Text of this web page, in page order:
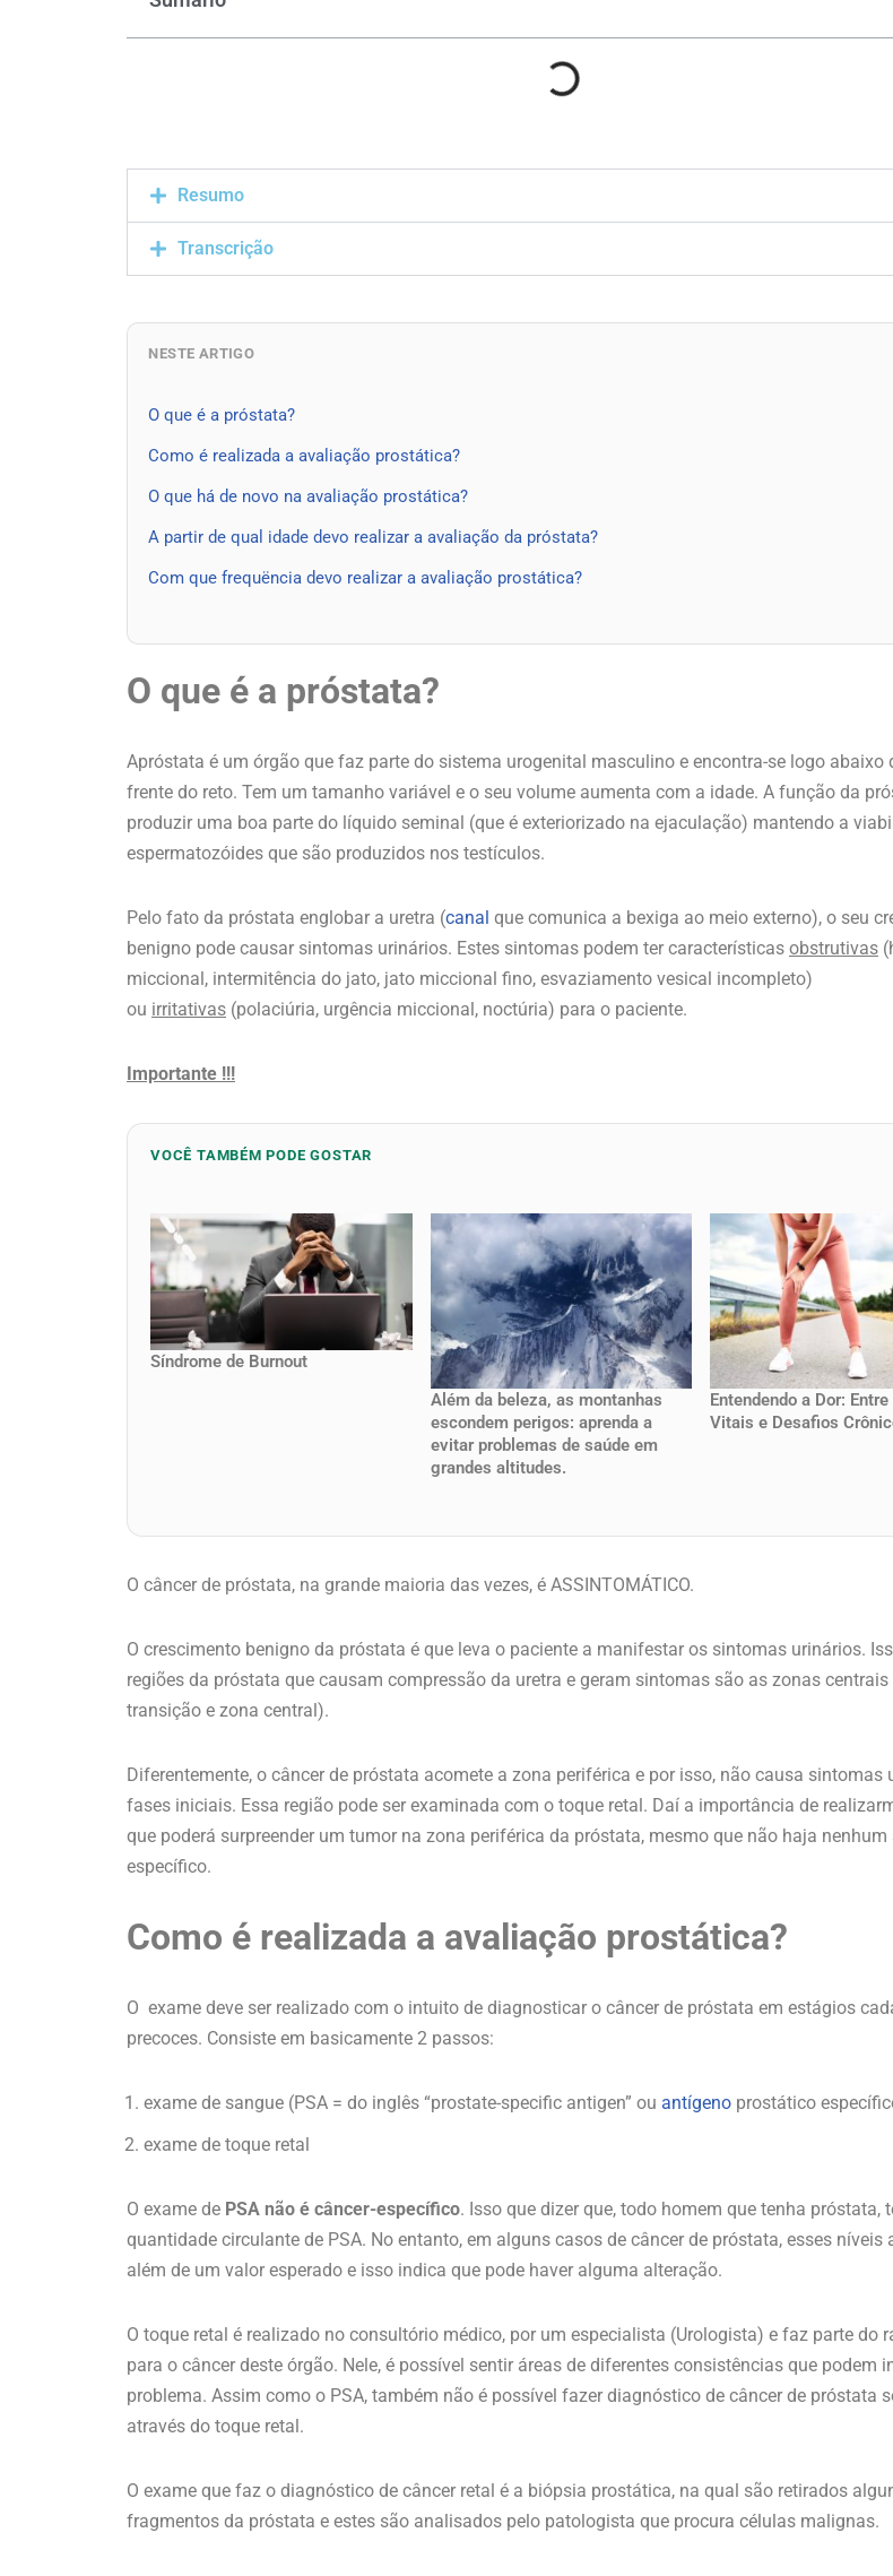
Resumo
Transcrição
NESTE ARTIGO
O que é a próstata?
Como é realizada a avaliação prostática?
O que há de novo na avaliação prostática?
A partir de qual idade devo realizar a avaliação da próstata?
Com que frequëncia devo realizar a avaliação prostática?
O que é a próstata?
Apróstata é um órgão que faz parte do sistema urogenital masculino e encontra-se logo abaixo
frente do reto. Tem um tamanho variável e o seu volume aumenta com a idade. A função da
produzir uma boa parte do líquido seminal (que é exteriorizado na ejaculação) mantendo a
espermatozóides que são produzidos nos testículos.
Pelo fato da próstata englobar a uretra (canal que comunica a bexiga ao meio externo), o seu
benigno pode causar sintomas urinários. Estes sintomas podem ter características obstrutivas
miccional, intermitência do jato, jato miccional fino, esvaziamento vesical incompleto)
ou irritativas (polaciúria, urgência miccional, noctúria) para o paciente.
Importante !!!
VOCÊ TAMBÉM PODE GOSTAR
Síndrome de Burnout
Além da beleza, as montanhas
escondem perigos: aprenda a
evitar problemas de saúde em
grandes altitudes.
Entendendo a Dor:
Vitais e Desafios
O câncer de próstata, na grande maioria das vezes, é ASSINTOMÁTICO.
O crescimento benigno da próstata é que leva o paciente a manifestar os sintomas urinários.
regiões da próstata que causam compressão da uretra e geram sintomas são as zonas centrais
transição e zona central).
Diferentemente, o câncer de próstata acomete a zona periférica e por isso, não causa sintomas
fases iniciais. Essa região pode ser examinada com o toque retal. Daí a importância de
que poderá surpreender um tumor na zona periférica da próstata, mesmo que não haja
específico.
Como é realizada a avaliação prostática?
O exame deve ser realizado com o intuito de diagnosticar o câncer de próstata em estágios
precoces. Consiste em basicamente 2 passos:
exame de sangue (PSA = do inglês “prostate-specific antigen” ou antígeno prostático
exame de toque retal
O exame de PSA não é câncer-específico. Isso que dizer que, todo homem que tenha próstata,
quantidade circulante de PSA. No entanto, em alguns casos de câncer de próstata, esses níveis
além de um valor esperado e isso indica que pode haver alguma alteração.
O toque retal é realizado no consultório médico, por um especialista (Urologista) e faz parte do
para o câncer deste órgão. Nele, é possível sentir áreas de diferentes consistências que podem
problema. Assim como o PSA, também não é possível fazer diagnóstico de câncer de próstata
através do toque retal.
O exame que faz o diagnóstico de câncer retal é a biópsia prostática, na qual são retirados
fragmentos da próstata e estes são analisados pelo patologista que procura células malignas.